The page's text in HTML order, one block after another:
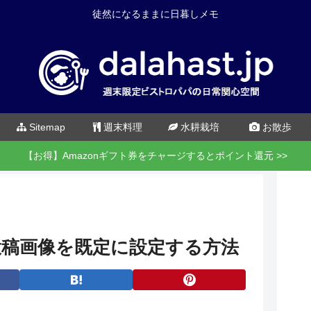
徒然になるままに日暮しメモ
Sitemap 週末料理 水耕栽培 お散歩
【お得】Amazonギフト券をチャージするとポイント還元 >>
画像を既定に設定する方法